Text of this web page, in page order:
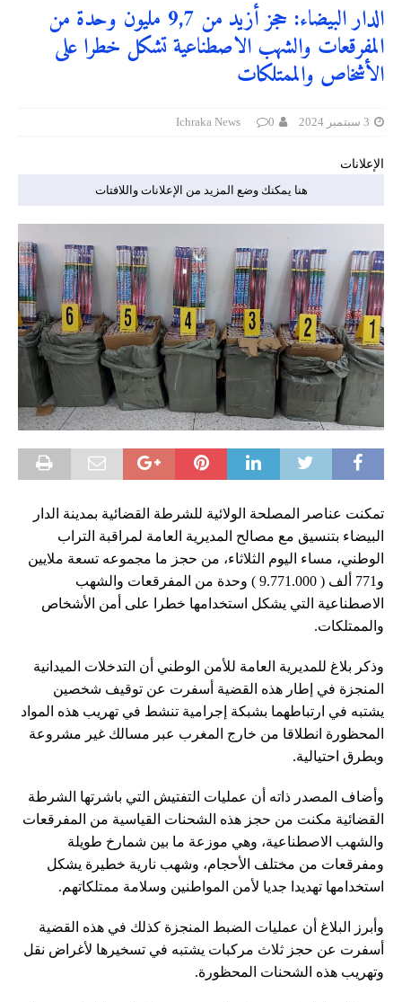
الدار البيضاء: حجز أزيد من 9,7 مليون وحدة من
المفرقعات والشهب الاصطناعية تشكل خطرا على
الأشخاص والممتلكات
3 سبتمبر 2024 Ichraka News 0
الإعلانات
هنا يمكنك وضع المزيد من الإعلانات واللافتات
تمكنت عناصر المصلحة الولائية للشرطة القضائية بمدينة الدار
البيضاء بتنسيق مع مصالح المديرية العامة لمراقبة التراب
الوطني، مساء اليوم الثلاثاء، من حجز ما مجموعه تسعة ملايين
و771 ألف ( 9.771.000 ) وحدة من المفرقعات والشهب
الاصطناعية التي يشكل استخدامها خطرا على أمن الأشخاص
والممتلكات.
وذكر بلاغ للمديرية العامة للأمن الوطني أن التدخلات الميدانية
المنجزة في إطار هذه القضية أسفرت عن توقيف شخصين
يشتبه في ارتباطهما بشبكة إجرامية تنشط في تهريب هذه المواد
المحظورة انطلاقا من خارج المغرب عبر مسالك غير مشروعة
وبطرق احتيالية.
وأضاف المصدر ذاته أن عمليات التفتيش التي باشرتها الشرطة
القضائية مكنت من حجز هذه الشحنات القياسية من المفرقعات
والشهب الاصطناعية، وهي موزعة ما بين شمارخ طويلة
ومفرقعات من مختلف الأحجام، وشهب نارية خطيرة يشكل
استخدامها تهديدا جديا لأمن المواطنين وسلامة ممتلكاتهم.
وأبرز البلاغ أن عمليات الضبط المنجزة كذلك في هذه القضية
أسفرت عن حجز ثلاث مركبات يشتبه في تسخيرها لأغراض نقل
وتهريب هذه الشحنات المحظورة.